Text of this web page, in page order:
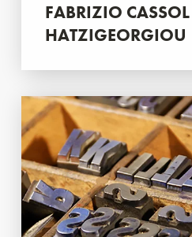
FABRIZIO
HATZIGEORGIOU